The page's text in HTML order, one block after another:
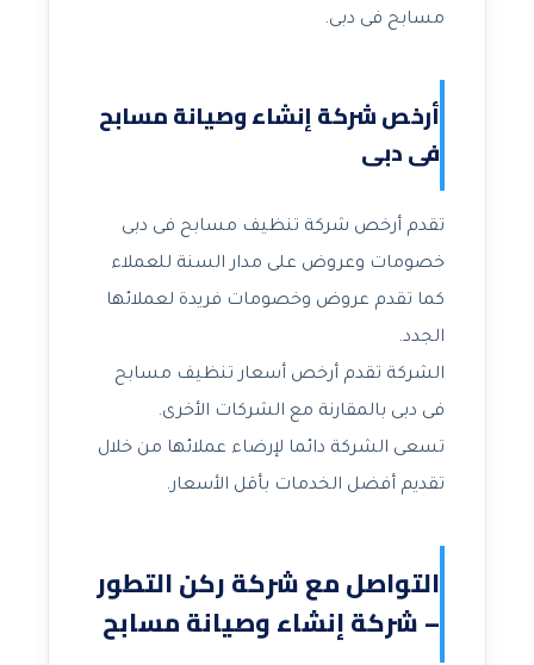
مسابح فى دبى.
أرخص شركة إنشاء وصيانة مسابح
فى دبى
تقدم أرخص شركة تنظيف مسابح فى دبى
خصومات وعروض على مدار السنة للعملاء
كما تقدم عروض وخصومات فريدة لعملائها
الجدد.
الشركة تقدم أرخص أسعار تنظيف مسابح
فى دبى بالمقارنة مع الشركات الأخرى.
تسعى الشركة دائما لإرضاء عملائها من خلال
تقديم أفضل الخدمات بأقل الأسعار.
التواصل مع شركة ركن التطور
– شركة إنشاء وصيانة مسابح